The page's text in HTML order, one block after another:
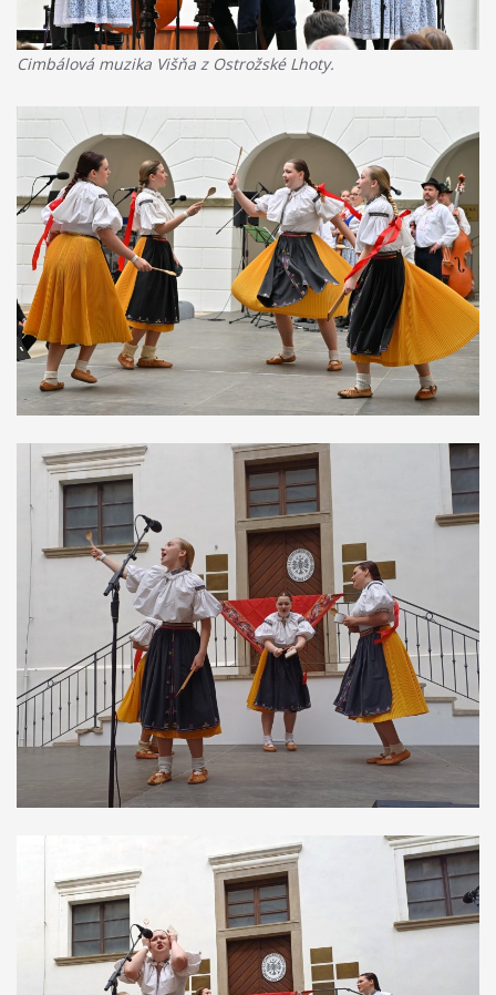
Cimbálová muzika Višňa z Ostrožské Lhoty.